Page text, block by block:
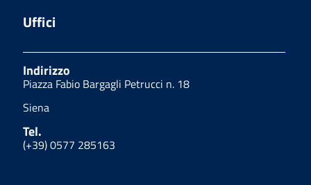
Uffici
Indirizzo
Piazza Fabio Bargagli Petrucci n. 18
Siena
Tel.
(+39) 0577 285163